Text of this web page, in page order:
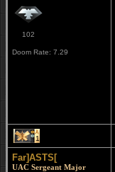
102
Doom Rate: 7.29
1
Far]ASTS[
UAC Sergeant Major